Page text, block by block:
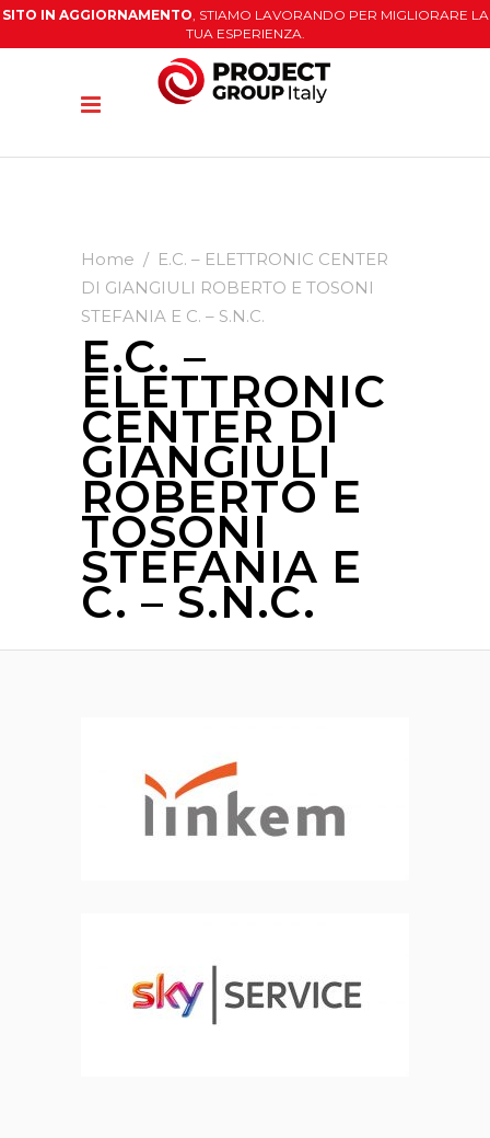
SITO IN AGGIORNAMENTO, STIAMO LAVORANDO PER MIGLIORARE LA
TUA ESPERIENZA.
Home / E.C. – ELETTRONIC CENTER
DI GIANGIULI ROBERTO E TOSONI
STEFANIA E C. – S.N.C.
E.C. –
ELETTRONIC
CENTER DI
GIANGIULI
ROBERTO E
TOSONI
STEFANIA E
C. – S.N.C.